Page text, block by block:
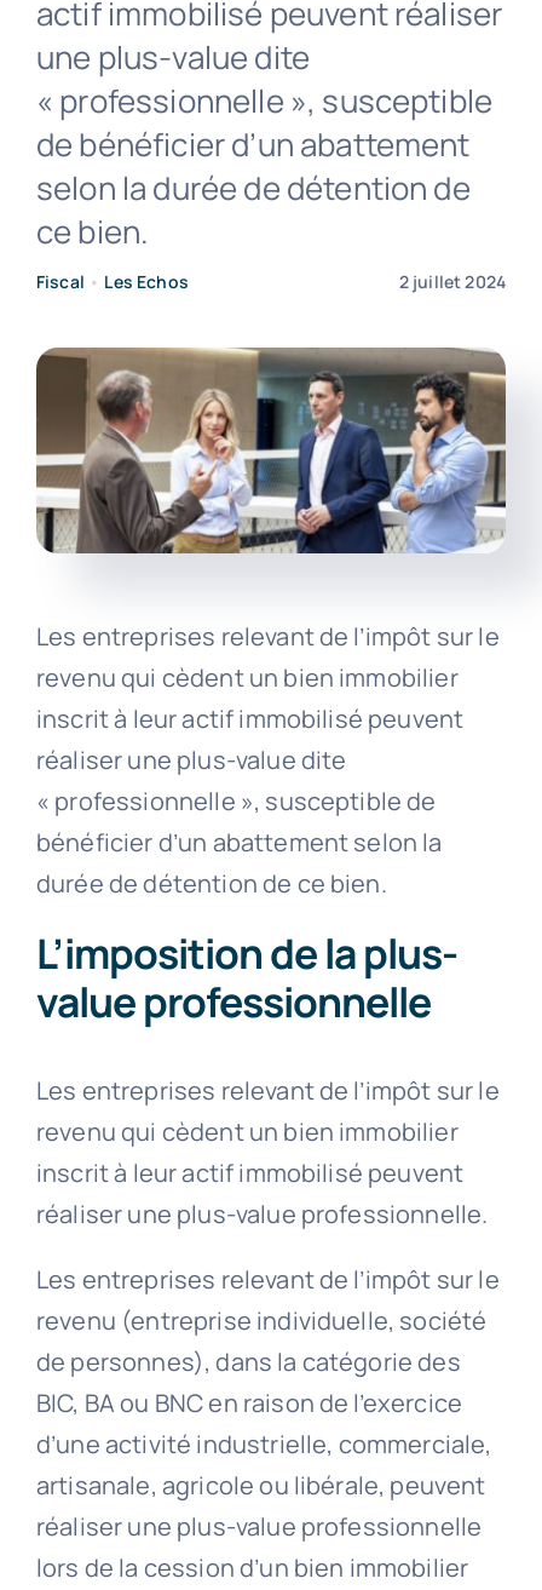
actif immobilisé peuvent réaliser
une plus-value dite
« professionnelle », susceptible
de bénéficier d’un abattement
selon la durée de détention de
ce bien.
Fiscal • Les Echos 2 juillet 2024
Les entreprises relevant de l’impôt sur le
revenu qui cèdent un bien immobilier
inscrit à leur actif immobilisé peuvent
réaliser une plus-value dite
« professionnelle », susceptible de
bénéficier d’un abattement selon la
durée de détention de ce bien.
L’imposition de la plus-
value professionnelle
Les entreprises relevant de l’impôt sur le
revenu qui cèdent un bien immobilier
inscrit à leur actif immobilisé peuvent
réaliser une plus-value professionnelle.
Les entreprises relevant de l’impôt sur le
revenu (entreprise individuelle, société
de personnes), dans la catégorie des
BIC, BA ou BNC en raison de l’exercice
d’une activité industrielle, commerciale,
artisanale, agricole ou libérale, peuvent
réaliser une plus-value professionnelle
lors de la cession d’un bien immobilier